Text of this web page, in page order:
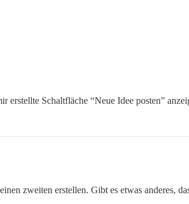
Schaltfläche “Neue Idee posten”
zweiten erstellen. Gibt es etwas anderes,